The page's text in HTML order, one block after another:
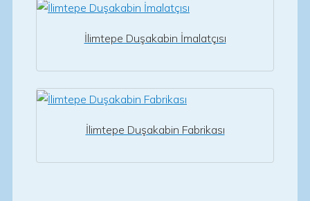
İlimtepe Duşakabin İmalatçısı
İlimtepe Duşakabin Fabrikası